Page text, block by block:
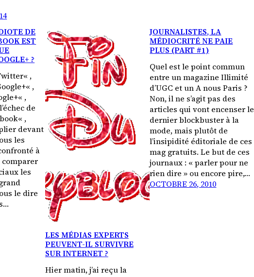
DE
EST
?
,
,
,
de
,
devant
les
à
les
le dire
LES MÉDIAS EXPERTS
PEUVENT-IL SURVIVRE
SUR INTERNET ?
Hier matin, j’ai reçu la
JOURNALISTES, LA
MÉDIOCRITÉ NE PAIE
PLUS (PART #1)
Quel est le point commun
entre un magazine Illimité
d’UGC et un A nous Paris ?
Non, il ne s’agit pas des
articles qui vont encenser le
dernier blockbuster à la
mode, mais plutôt de
l’insipidité éditoriale de ces
mag gratuits. Le but de ces
journaux : « parler pour ne
rien dire » ou encore pire,…
OCTOBRE 26, 2010